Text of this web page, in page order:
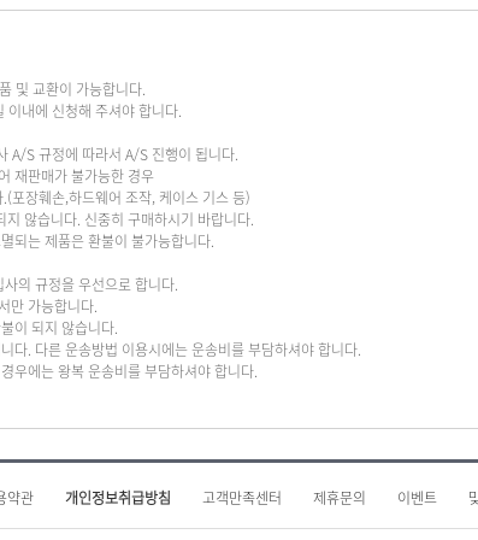
및 교환이 가능합니다.
이내에 신청해 주셔야 합니다.
A/S 규정에 따라서 A/S 진행이 됩니다.
재판매가 불가능한 경우
포장훼손,하드웨어 조작, 케이스 기스 등)
않습니다. 신중히 구매하시기 바랍니다.
되는 제품은 환불이 불가능합니다.
의 규정을 우선으로 합니다.
만 가능합니다.
이 되지 않습니다.
다. 다른 운송방법 이용시에는 운송비를 부담하셔야 합니다.
우에는 왕복 운송비를 부담하셔야 합니다.
약관 개인정보취급방침 고객만족센터 제휴문의 이벤트